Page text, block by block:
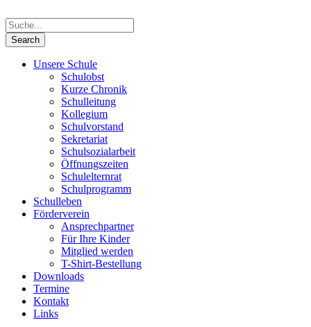
Unsere Schule
Schulobst
Kurze Chronik
Schulleitung
Kollegium
Schulvorstand
Sekretariat
Schulsozialarbeit
Öffnungszeiten
Schulelternrat
Schulprogramm
Schulleben
Förderverein
Ansprechpartner
Für Ihre Kinder
Mitglied werden
T-Shirt-Bestellung
Downloads
Termine
Kontakt
Links